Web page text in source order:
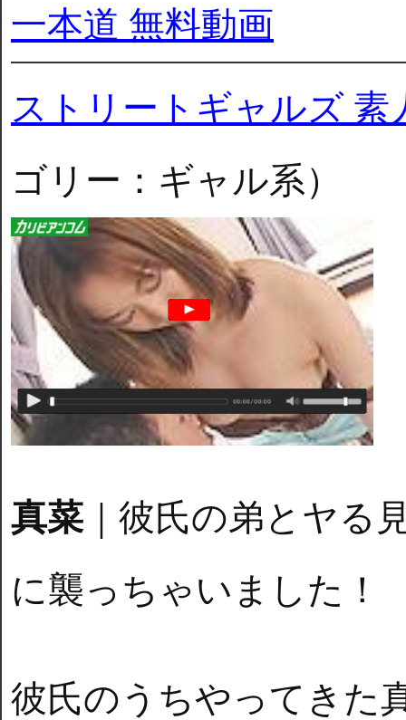
一本道 無料動画
ストリートギャルズ 素
ゴリー：ギャル系）
真菜｜彼氏の弟とヤる
に襲っちゃいました！
彼氏のうちやってきた